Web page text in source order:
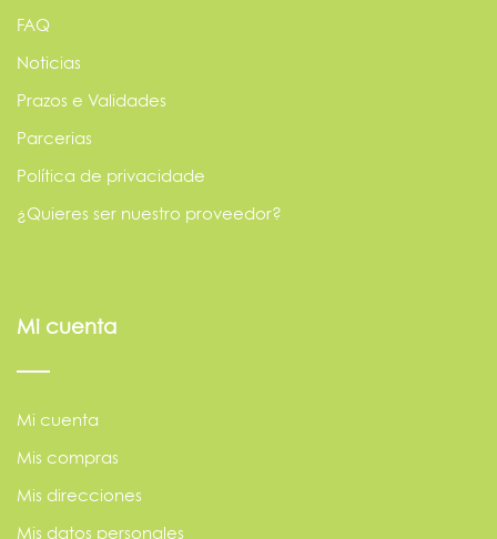
FAQ
Noticias
Prazos e Validades
Parcerias
Política de privacidade
¿Quieres ser nuestro proveedor?
Mi cuenta
Mi cuenta
Mis compras
Mis direcciones
Mis datos personales